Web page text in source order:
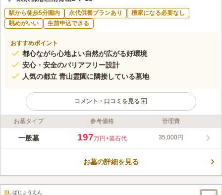
駅から徒歩5分圏内 永代供養プランあり
檀家になる必要なし
眺めがいい
生前申込できる
おすすめポイント
都心ながら心地よい自然が広がる好環境
安心・安全のバリアフリー設計
人気の都立 青山霊園に隣接している墓地
コメント・口コミを見る
ライフドット編集部のコメント
六本木ヒルズや東京ミッドタウンを望む都心の霊園です。毎年高
口コミ評価
お墓タイプ 参考価格 管理費
一般墓 197万円+墓石代 35,000円
お墓の詳細を見る
しばじょうえん